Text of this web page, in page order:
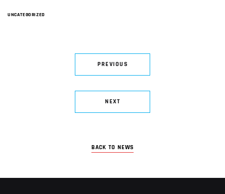
UNCATEGORIZED
PREVIOUS
NEXT
BACK TO NEWS